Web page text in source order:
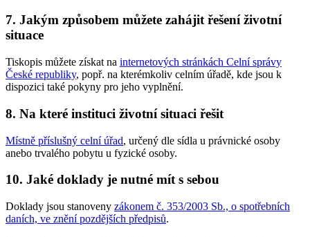
7. Jakým způsobem můžete zahájit řešení životní
situace
Tiskopis můžete získat na internetových stránkách Celní správy
České republiky, popř. na kterémkoliv celním úřadě, kde jsou k
dispozici také pokyny pro jeho vyplnění.
8. Na které instituci životní situaci řešit
Místně příslušný celní úřad, určený dle sídla u právnické osoby
anebo trvalého pobytu u fyzické osoby.
10. Jaké doklady je nutné mít s sebou
Doklady jsou stanoveny zákonem č. 353/2003 Sb., o spotřebních
daních, ve znění pozdějších předpisů.